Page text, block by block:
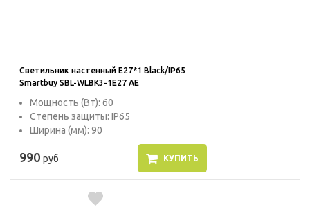
Светильник настенный E27*1 Black/IP65
Smartbuy SBL-WLBK3-1E27 AE
Мощность (Вт): 60
Степень защиты: IP65
Ширина (мм): 90
990 руб КУПИТЬ